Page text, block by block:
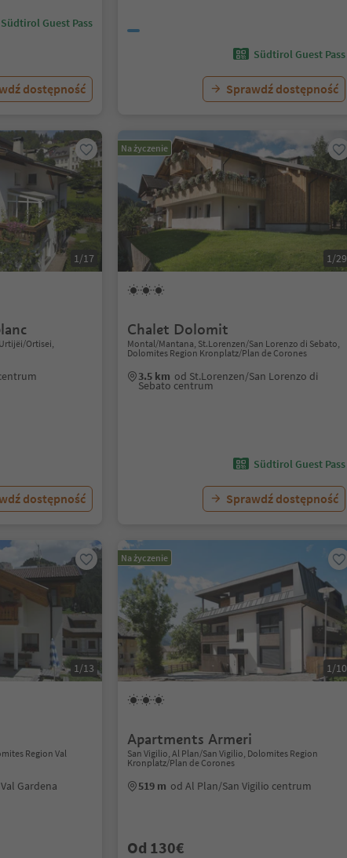
Südtirol Guest Pass
dostępność
Südtirol Guest Pass
Sprawdź dostępność
1/17
Ortisei,
dostępność
Na życzenie
1/29
Chalet Dolomit
Montal/Mantana, St.Lorenzen/San Lorenzo di Sebato,
Dolomites Region Kronplatz/Plan de Corones
3.5 km od St.Lorenzen/San Lorenzo di
Sebato centrum
Südtirol Guest Pass
Sprawdź dostępność
1/13
Region Val
Gardena
Na życzenie
1/10
Apartments Armeri
San Vigilio, Al Plan/San Vigilio, Dolomites Region
Kronplatz/Plan de Corones
519 m od Al Plan/San Vigilio centrum
Od 130€